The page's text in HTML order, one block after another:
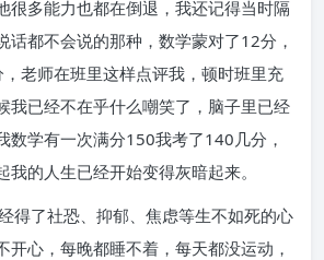
很多能力也都在倒退，我还记得当时隔
话都不会说的那种，数学蒙对了12分，
老师在班里这样点评我，顿时班里充
我已经不在乎什么嘲笑了，脑子里已经
数学有一次满分150我考了140几分，
的人生已经开始变得灰暗起来。
得了社恐、抑郁、焦虑等生不如死的心
开心，每晚都睡不着，每天都没运动，